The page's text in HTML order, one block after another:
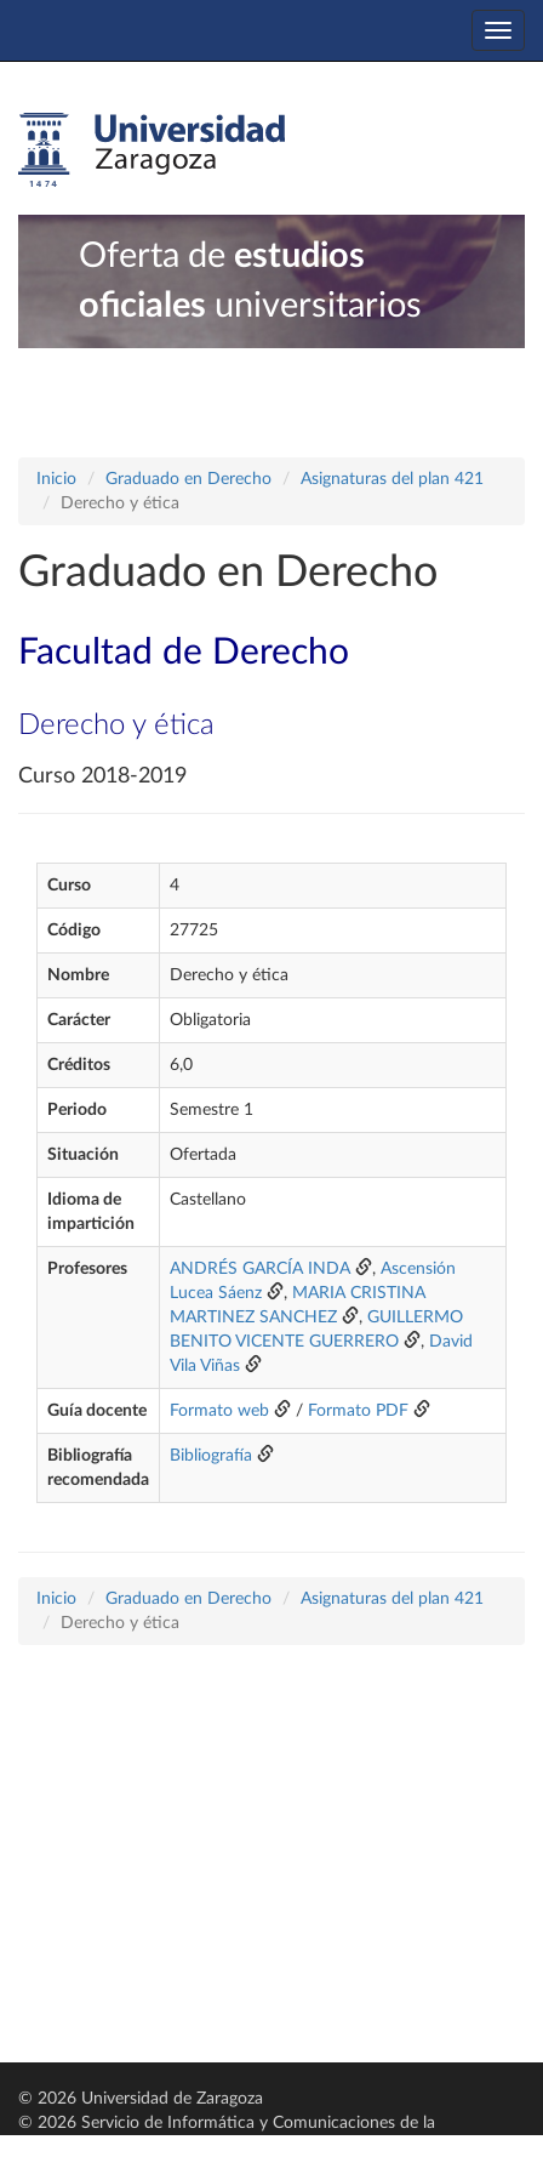
Oferta de estudios
oficiales universitarios
Inicio Graduado en Derecho
Asignaturas del plan 421
Derecho y ética
Graduado en Derecho
Facultad de Derecho
Derecho y ética
Curso 2018-2019
Curso 4
Código 27725
Nombre Derecho y ética
Carácter Obligatoria
Créditos 6,0
Periodo Semestre 1
Situación Ofertada
Idioma de
impartición
Castellano
Profesores ANDRÉS GARCÍA INDA , Ascensión
Lucea Sáenz
, MARIA CRISTINA
MARTINEZ SANCHEZ
, GUILLERMO
BENITO VICENTE GUERRERO
, David
Vila Viñas
Guía docente Formato web / Formato PDF
Bibliografía
recomendada
Bibliografía
Inicio Graduado en Derecho
Asignaturas del plan 421
Derecho y ética
© 2026 Universidad de Zaragoza
© 2026 Servicio de Informática y Comunicaciones de la